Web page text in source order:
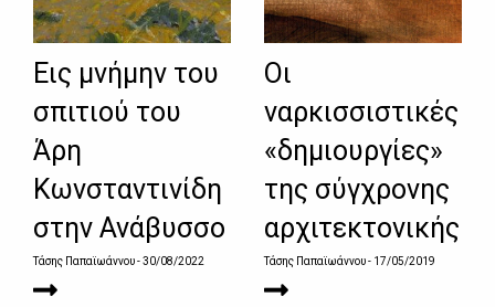
Εις μνήμην του
σπιτιού του
Άρη
Κωνσταντινίδη
στην Ανάβυσσο
Τάσης Παπαϊωάννου- 30/08/2022
Oι
ναρκισσιστικές
«δημιουργίες»
της σύγχρονης
αρχιτεκτονικής
Τάσης Παπαϊωάννου- 17/05/2019